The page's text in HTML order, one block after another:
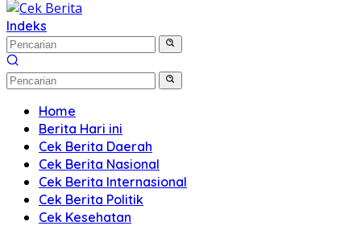
Indeks
Home
Berita Hari ini
Cek Berita Daerah
Cek Berita Nasional
Cek Berita Internasional
Cek Berita Politik
Cek Kesehatan